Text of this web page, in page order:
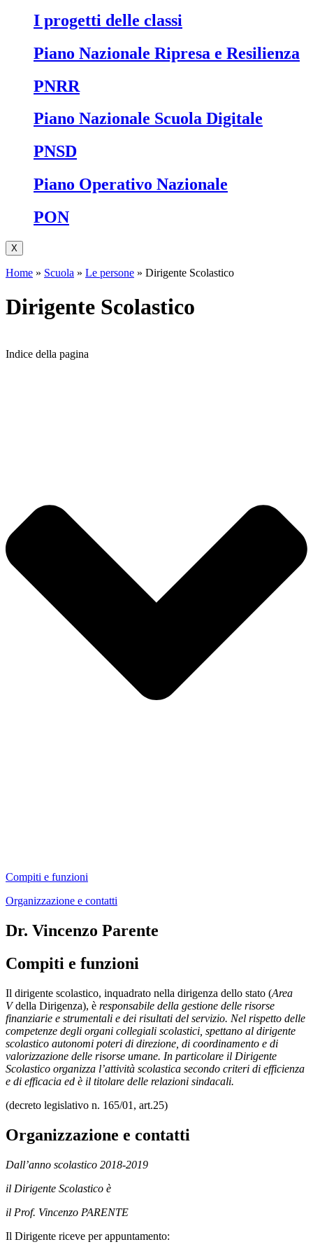
I progetti delle classi
Piano Nazionale Ripresa e Resilienza
PNRR
Piano Nazionale Scuola Digitale
PNSD
Piano Operativo Nazionale
PON
X
Home » Scuola » Le persone » Dirigente Scolastico
Dirigente Scolastico
Indice della pagina
Compiti e funzioni
Organizzazione e contatti
Dr. Vincenzo Parente
Compiti e funzioni
Il dirigente scolastico, inquadrato nella dirigenza dello stato (Area
Vdella Dirigenza), è responsabile della gestione delle risorse
finanziarie e strumentali e dei risultati del servizio. Nel rispetto delle
competenze degli organi collegiali scolastici, spettano al dirigente
scolastico autonomi poteri di direzione, di coordinamento e di
valorizzazione delle risorse umane. In particolare il Dirigente
Scolastico organizza l’attività scolastica secondo criteri di efficienza
e di efficacia ed è il titolare delle relazioni sindacali.
(decreto legislativo n. 165/01, art.25)
Organizzazione e contatti
Dall’anno scolastico 2018-2019
il Dirigente Scolastico è
il Prof. Vincenzo PARENTE
Il Dirigente riceve per appuntamento: